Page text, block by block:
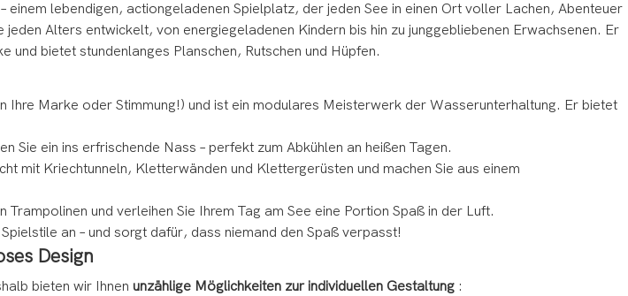
– einem lebendigen, actiongeladenen Spielplatz, der jeden See in einen Ort voller Lachen, Abenteuer
Alters entwickelt, von energiegeladenen Kindern bis hin zu junggebliebenen Erwachsenen. Er
bietet stundenlanges Planschen, Rutschen und Hüpfen.
Ihre Marke oder Stimmung!) und ist ein modulares Meisterwerk der Wasserunterhaltung. Er bietet
Sie ein ins erfrischende Nass – perfekt zum Abkühlen an heißen Tagen.
mit Kriechtunneln, Kletterwänden und Klettergerüsten und machen Sie aus einem
und verleihen Sie Ihrem Tag am See eine Portion Spaß in der Luft.
an – und sorgt dafür, dass niemand den Spaß verpasst!
Design
bieten wir Ihnen unzählige Möglichkeiten zur individuellen Gestaltung :